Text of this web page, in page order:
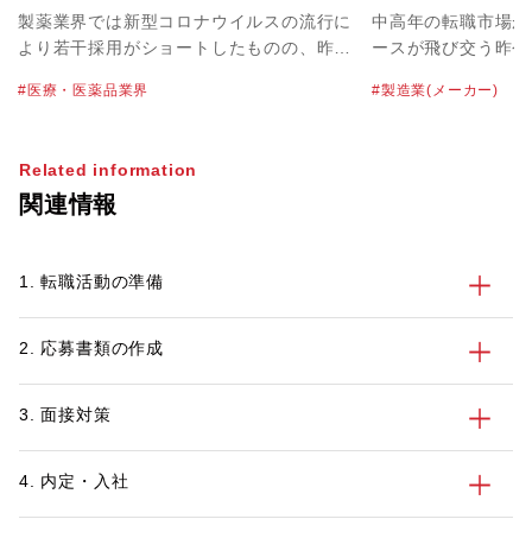
製薬業界では新型コロナウイルスの流行に
より若干採用がショートしたものの、昨年
明けてからは、積極的に採用を行っている
体で昨対比約130％、特に先発薬メーカー
では昨対比170％まで大きく伸びました。
要望が高まる「女性」の採用にフォーカス
医療・医薬品業界
編～
中高年の転職市場
ースが飛び交う昨
系エンジニア・電
のようなアピール
っているキャリア
今の50代製造業エ
向や転職成功事例
製造業(メーカー)
Related information
関連情報
1. 転職活動の準備
2. 応募書類の作成
3. 面接対策
4. 内定・入社